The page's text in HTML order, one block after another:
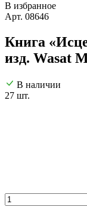
В избранное
Арт. 08646
Книга
изд. Wasat
В наличии
27 шт.